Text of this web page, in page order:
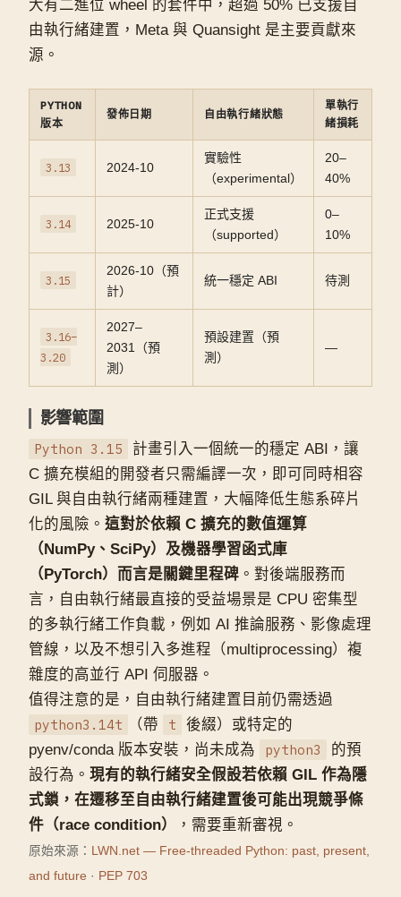
大有二進位 wheel 的套件中，超過 50% 已支援自
由執行緒建置，Meta 與 Quansight 是主要貢獻來
源。
PYTHON
版本
發佈日期 自由執行緒狀態
單執行
緒損耗
3.13 2024-10
實驗性
（experimental）
20–
40%
3.14 2025-10
正式支援
（supported）
0–
10%
3.15
2026-10（預
計）
統一穩定 ABI 待測
3.16–
3.20
2027–
2031（預
測）
預設建置（預
測）
—
影響範圍
Python 3.15
計畫引入一個統一的穩定 ABI，讓
C 擴充模組的開發者只需編譯一次，即可同時相容
GIL 與自由執行緒兩種建置，大幅降低生態系碎片
化的風險。 這對於依賴 C 擴充的數值運算
（NumPy、SciPy）及機器學習函式庫
（PyTorch）而言是關鍵里程碑 。對後端服務而
言，自由執行緒最直接的受益場景是 CPU 密集型
的多執行緒工作負載，例如 AI 推論服務、影像處理
管線，以及不想引入多進程（multiprocessing）複
雜度的高並行 API 伺服器。
值得注意的是，自由執行緒建置目前仍需透過
python3.14t （帶 t
後綴）或特定的
pyenv/conda 版本安裝，尚未成為
python3
的預
設行為。 現有的執行緒安全假設若依賴 GIL 作為隱
式鎖，在遷移至自由執行緒建置後可能出現競爭條
件（race condition）
，需要重新審視。
原始來源：
LWN.net — Free-threaded Python: past, present,
and future · PEP 703